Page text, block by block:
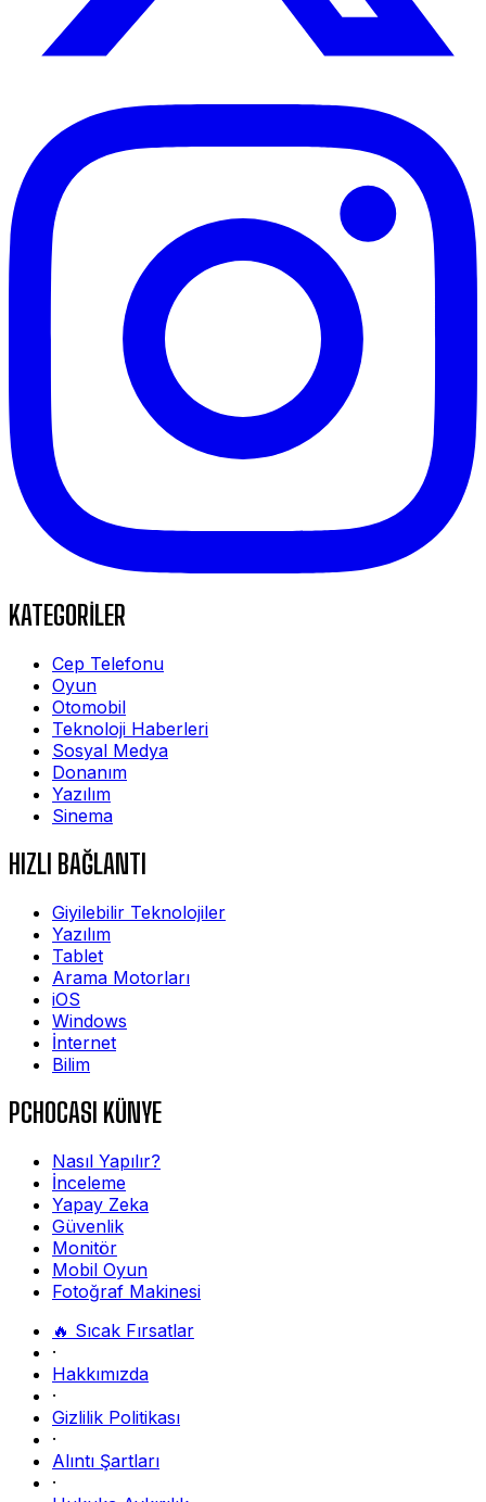
KATEGORİLER
Cep Telefonu
Oyun
Otomobil
Teknoloji Haberleri
Sosyal Medya
Donanım
Yazılım
Sinema
HIZLI BAĞLANTI
Giyilebilir Teknolojiler
Yazılım
Tablet
Arama Motorları
iOS
Windows
İnternet
Bilim
PCHOCASI KÜNYE
Nasıl Yapılır?
İnceleme
Yapay Zeka
Güvenlik
Monitör
Mobil Oyun
Fotoğraf Makinesi
🔥 Sıcak Fırsatlar
·
Hakkımızda
·
Gizlilik Politikası
·
Alıntı Şartları
·